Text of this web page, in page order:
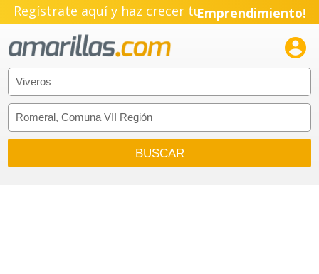
Regístrate aquí y haz crecer tuEmprendimiento!
